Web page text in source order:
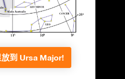
放到 Ursa Major!